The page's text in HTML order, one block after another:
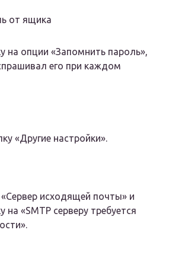
от ящика
на опции «Запомнить пароль»,
его при каждом
«Другие настройки».
исходящей почты» и
на «SMTP серверу требуется